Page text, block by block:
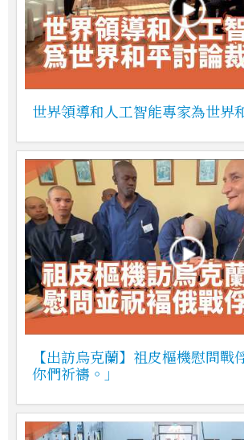
世界領導和人工智能專家為世界
【出訪烏克蘭】祖皮樞機慰問戰
你們祈禱。」